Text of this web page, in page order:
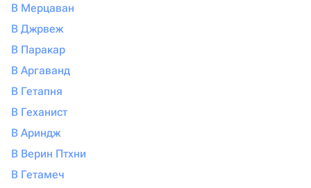
В Мерцаван
В Джрвеж
В Паракар
В Аргаванд
В Гетапня
В Геханист
В Ариндж
В Верин Птхни
В Гетамеч